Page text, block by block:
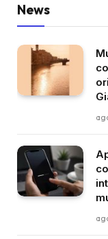
News